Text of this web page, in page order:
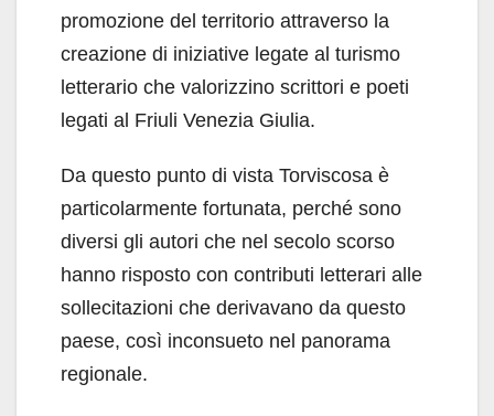
promozione del territorio attraverso la
creazione di iniziative legate al turismo
letterario che valorizzino scrittori e poeti
legati al Friuli Venezia Giulia.
Da questo punto di vista Torviscosa è
particolarmente fortunata, perché sono
diversi gli autori che nel secolo scorso
hanno risposto con contributi letterari alle
sollecitazioni che derivavano da questo
paese, così inconsueto nel panorama
regionale.